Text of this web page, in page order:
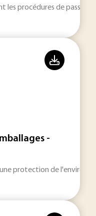
les procédures de
-
une protection de